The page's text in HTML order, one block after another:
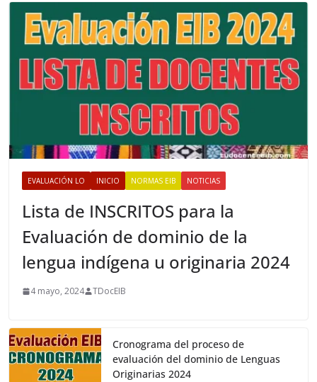
EVALUACIÓN LO INICIO NORMAS EIB NOTICIAS
Lista de INSCRITOS para la
Evaluación de dominio de la
lengua indígena u originaria 2024
4 mayo, 2024 TDocEIB
Cronograma del proceso de
evaluación del dominio de Lenguas
Originarias 2024